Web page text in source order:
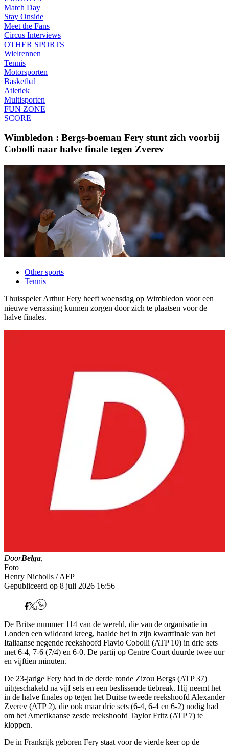
Match Day
Stay Onside
Meet the Fans
Circus Interviews
OTHER SPORTS
Wielrennen
Tennis
Motorsporten
Basketbal
Atletiek
Multisporten
FUN ZONE
SCORE
Wimbledon : Bergs-boeman Fery stunt zich voorbij
Cobolli naar halve finale tegen Zverev
Other sports
Tennis
Thuisspeler Arthur Fery heeft woensdag op Wimbledon voor een
nieuwe verrassing kunnen zorgen door zich te plaatsen voor de
halve finales.
DoorBelga
Foto
Henry Nicholls / AFP
Gepubliceerd op 8 juli 2026 16:56
De Britse nummer 114 van de wereld, die van de organisatie in
Londen een wildcard kreeg, haalde het in zijn kwartfinale van het
Italiaanse negende reekshoofd Flavio Cobolli (ATP 10) in drie sets
met 6-4, 7-6 (7/4) en 6-0. De partij op Centre Court duurde twee uur
en vijftien minuten.
De 23-jarige Fery had in de derde ronde Zizou Bergs (ATP 37)
uitgeschakeld na vijf sets en een beslissende tiebreak. Hij neemt het
in de halve finales op tegen het Duitse tweede reekshoofd Alexander
Zverev (ATP 2), die ook maar drie sets (6-4, 6-4 en 6-2) nodig had
om het Amerikaanse zesde reekshoofd Taylor Fritz (ATP 7) te
kloppen.
De in Frankrijk geboren Fery staat voor de vierde keer op de